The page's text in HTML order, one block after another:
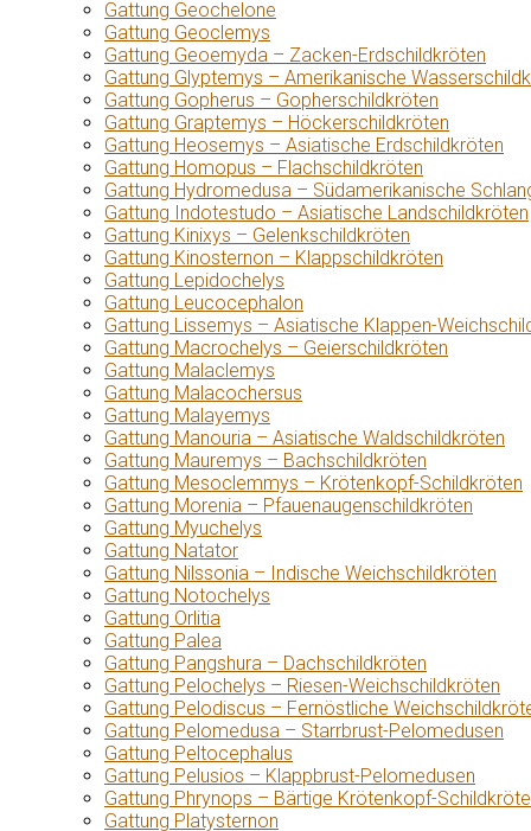
Gattung Geochelone
Gattung Geoclemys
Gattung Geoemyda – Zacken-Erdschildkröten
Gattung Glyptemys – Amerikanische
Gattung Gopherus – Gopherschildkröten
Gattung Graptemys – Höckerschildkröten
Gattung Heosemys – Asiatische Erdschildkröten
Gattung Homopus – Flachschildkröten
Gattung Hydromedusa – Südamerikanische
Gattung Indotestudo – Asiatische Landschildkröten
Gattung Kinixys – Gelenkschildkröten
Gattung Kinosternon – Klappschildkröten
Gattung Lepidochelys
Gattung Leucocephalon
Gattung Lissemys – Asiatische Klappen-
Gattung Macrochelys – Geierschildkröten
Gattung Malaclemys
Gattung Malacochersus
Gattung Malayemys
Gattung Manouria – Asiatische Waldschildkröten
Gattung Mauremys – Bachschildkröten
Gattung Mesoclemmys – Krötenkopf-Schildkröten
Gattung Morenia – Pfauenaugenschildkröten
Gattung Myuchelys
Gattung Natator
Gattung Nilssonia – Indische Weichschildkröten
Gattung Notochelys
Gattung Orlitia
Gattung Palea
Gattung Pangshura – Dachschildkröten
Gattung Pelochelys – Riesen-Weichschildkröten
Gattung Pelodiscus – Fernöstliche
Gattung Pelomedusa – Starrbrust-Pelomedusen
Gattung Peltocephalus
Gattung Pelusios – Klappbrust-Pelomedusen
Gattung Phrynops – Bärtige Krötenkopf-
Gattung Platysternon